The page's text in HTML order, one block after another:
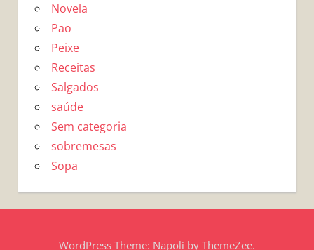
Novela
Pao
Peixe
Receitas
Salgados
saúde
Sem categoria
sobremesas
Sopa
WordPress Theme: Napoli by ThemeZee.